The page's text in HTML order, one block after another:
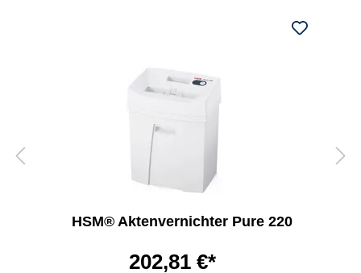
HSM® Aktenvernichter Pure 220
202,81 €*